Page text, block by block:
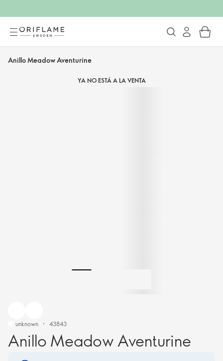
Anillo Meadow Aventurine
YA NO ESTÁ A LA VENTA
Anillo Meadow Aventurine
unknown 43843